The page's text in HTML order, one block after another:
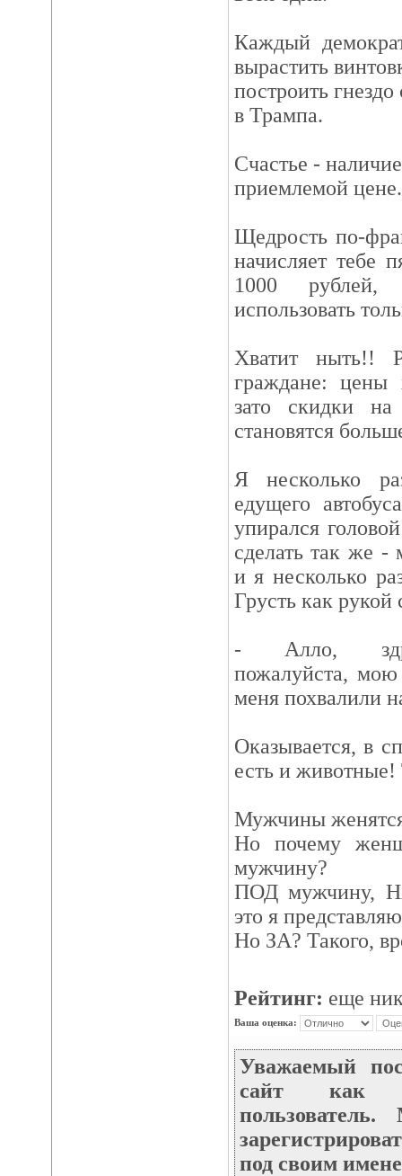
Каждый
вырастить
построить
в Трампа.
Счастье -
приемлемой цене.
Щедрость по-
начисляет тебе
1000
использовать
Хватит ныть!!
граждане: цены
зато скидки
становятся
Я несколько
едущего
упирался
сделать так же -
и я несколько
Грусть как рукой
- Алло,
пожалуйста, мою
меня похвалили
Оказывается, в
есть и животные!
Мужчины
Но почему
мужчину?
ПОД мужчину,
это я
Но ЗА? Такого,
Рейтинг: еще
Ваша оценка:
Уважаемый
сайт как
под своим